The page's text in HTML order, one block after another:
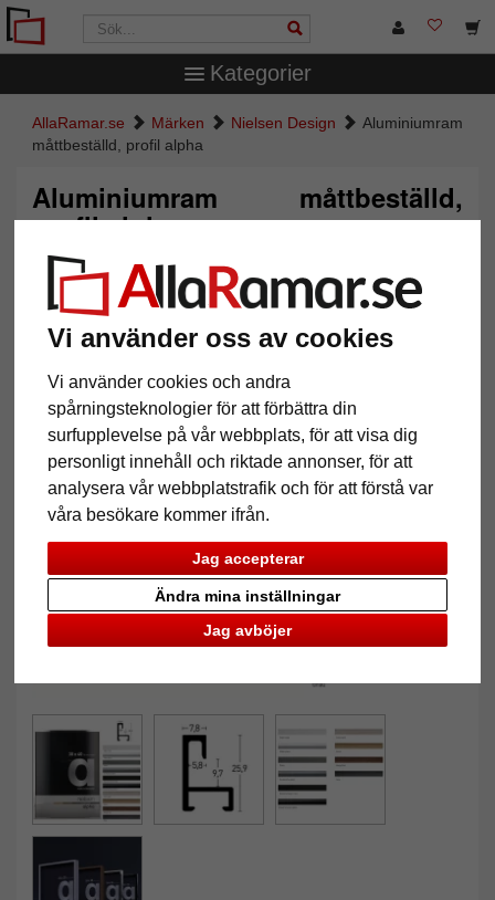
Vi använder oss av cookies
Vi använder cookies och andra
spårningsteknologier för att förbättra din
surfupplevelse på vår webbplats, för att visa dig
personligt innehåll och riktade annonser, för att
analysera vår webbplatstrafik och för att förstå var
våra besökare kommer ifrån.
Jag accepterar
Jag avböjer
Ändra mina inställningar
Kategorier
AllaRamar.se Märken Nielsen Design
Aluminiumram
måttbeställd, profil alpha
Aluminiumram måttbeställd,
profil alpha
Tillbaka